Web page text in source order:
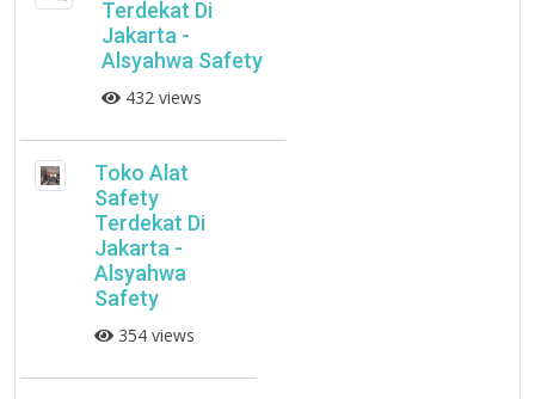
Terdekat Di
Jakarta -
Alsyahwa Safety
432 views
Toko Alat
Safety
Terdekat Di
Jakarta -
Alsyahwa
Safety
354 views